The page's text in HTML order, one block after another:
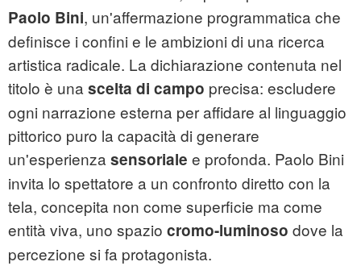
Paolo Bini, un'affermazione programmatica che
definisce i confini e le ambizioni di una ricerca
artistica radicale. La dichiarazione contenuta nel
titolo è una scelta di campo precisa: escludere
ogni narrazione esterna per affidare al linguaggio
pittorico puro la capacità di generare
un'esperienza sensoriale e profonda. Paolo Bini
invita lo spettatore a un confronto diretto con la
tela, concepita non come superficie ma come
entità viva, uno spazio cromo-luminoso dove la
percezione si fa protagonista.